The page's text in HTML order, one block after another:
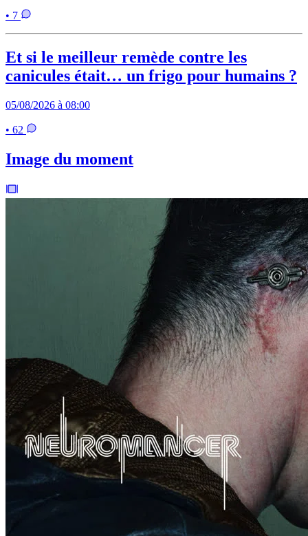
• 7
Et si le meilleur remède contre les
canicules était… un frigo pour humains ?
05/08/2026 à 08:00
• 62
Image du moment